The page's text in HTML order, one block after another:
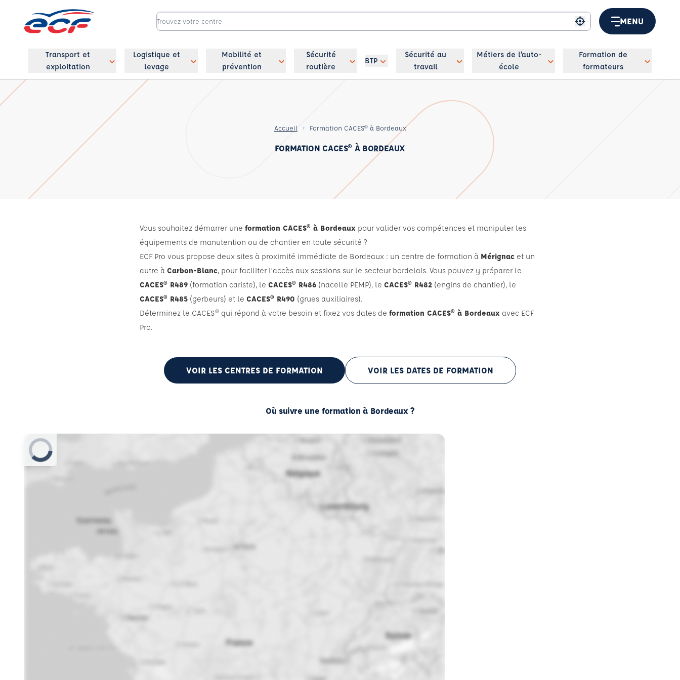
Me géolocaliser
MENU
Transport et
exploitation
Logistique et
levage
Mobilité et
prévention
Sécurité
routière
BTP
Sécurité au
travail
Métiers de l’auto-
école
Formation de
formateurs
Accueil Formation CACES® à Bordeaux
FORMATION CACES® À BORDEAUX
Vous souhaitez démarrer une formation CACES® à Bordeaux pour valider vos compétences et manipuler les
équipements de manutention ou de chantier en toute sécurité ?
ECF Pro vous propose deux sites à proximité immédiate de Bordeaux : un centre de formation à Mérignac et un
autre à Carbon-Blanc, pour faciliter l’accès aux sessions sur le secteur bordelais. Vous pouvez y préparer le
CACES® R489 (formation cariste), le CACES® R486 (nacelle PEMP), le CACES® R482 (engins de chantier), le
CACES® R485 (gerbeurs) et le CACES® R490 (grues auxiliaires).
Déterminez le CACES® qui répond à votre besoin et fixez vos dates de formation CACES® à Bordeaux avec ECF
Pro.
VOIR LES CENTRES DE FORMATION VOIR LES DATES DE FORMATION
Où suivre une formation à Bordeaux ?